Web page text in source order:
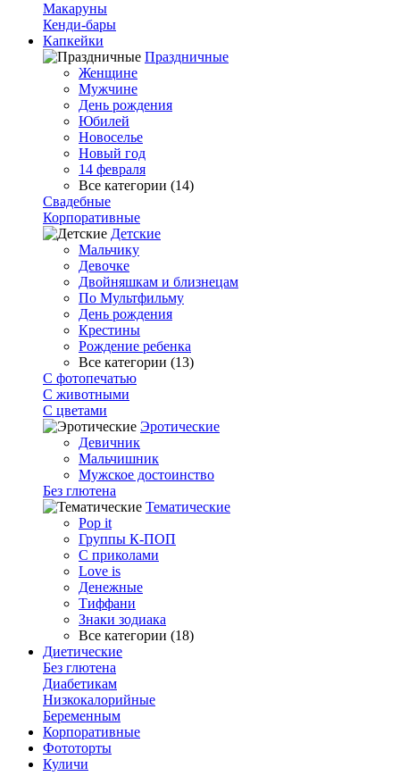
Макаруны
Кенди-бары
Капкейки
Праздничные
Женщине
Мужчине
День рождения
Юбилей
Новоселье
Новый год
14 февраля
Все категории (14)
Свадебные
Корпоративные
Детские
Мальчику
Девочке
Двойняшкам и близнецам
По Мультфильму
День рождения
Крестины
Рождение ребенка
Все категории (13)
С фотопечатью
C животными
С цветами
Эротические
Девичник
Мальчишник
Мужское достоинство
Без глютена
Тематические
Pop it
Группы К-ПОП
С приколами
Love is
Денежные
Тиффани
Знаки зодиака
Все категории (18)
Диетические
Без глютена
Диабетикам
Низкокалорийные
Беременным
Корпоративные
Фототорты
Куличи